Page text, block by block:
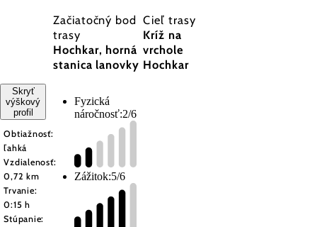
Začiatočný bod
trasy
Hochkar, horná
stanica lanovky
Cieľ trasy
Kríž na
vrchole
Hochkar
Skryť
výškový
profil
Obtiažnosť:
ľahká
Vzdialenosť:
0,72 km
Trvanie:
0:15 h
Stúpanie:
Fyzická
náročnosť:2/6
Zážitok:5/6